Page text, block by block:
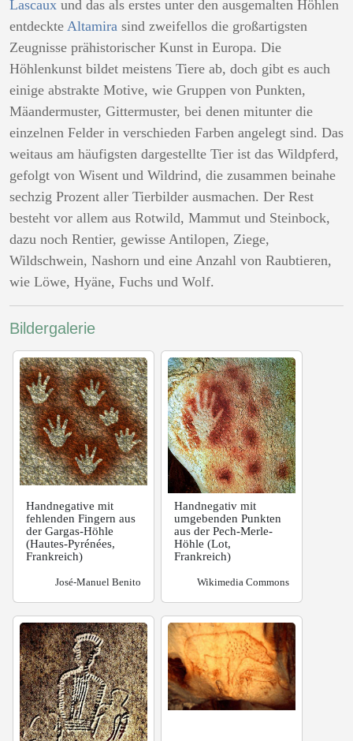
Lascaux und das als erstes unter den ausgemalten Höhlen
entdeckte Altamira sind zweifellos die großartigsten
Zeugnisse prähistorischer Kunst in Europa. Die
Höhlenkunst bildet meistens Tiere ab, doch gibt es auch
einige abstrakte Motive, wie Gruppen von Punkten,
Mäandermuster, Gittermuster, bei denen mitunter die
einzelnen Felder in verschieden Farben angelegt sind. Das
weitaus am häufigsten dargestellte Tier ist das Wildpferd,
gefolgt von Wisent und Wildrind, die zusammen beinahe
sechzig Prozent aller Tierbilder ausmachen. Der Rest
besteht vor allem aus Rotwild, Mammut und Steinbock,
dazu noch Rentier, gewisse Antilopen, Ziege,
Wildschwein, Nashorn und eine Anzahl von Raubtieren,
wie Löwe, Hyäne, Fuchs und Wolf.
Bildergalerie
Handnegative mit
fehlenden Fingern aus
der Gargas-Höhle
(Hautes-Pyrénées,
Frankreich)
José-Manuel Benito
Handnegativ mit
umgebenden Punkten
aus der Pech-Merle-
Höhle (Lot,
Frankreich)
Wikimedia Commons